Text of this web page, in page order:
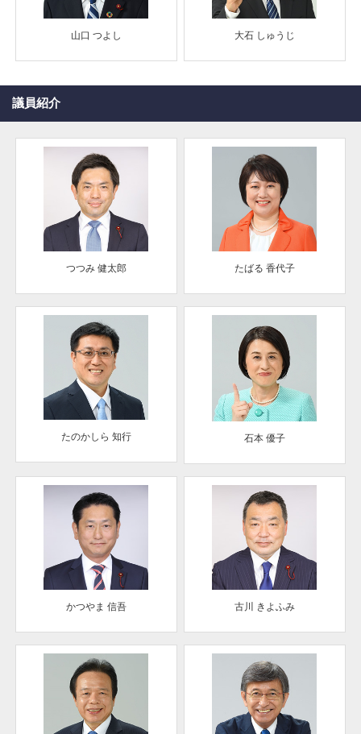
山口 つよし 大石 しゅうじ
議員紹介
つつみ 健太郎 たばる 香代子
たのかしら 知行 石本 優子
かつやま 信吾 古川 きよふみ